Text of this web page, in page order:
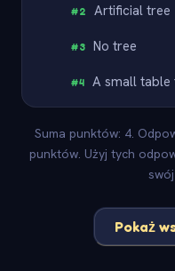
#2 Artificial tree
#3 No tree
#4 A small table
Suma punktów: 4.
punktów. Użyj tych
Pokaż